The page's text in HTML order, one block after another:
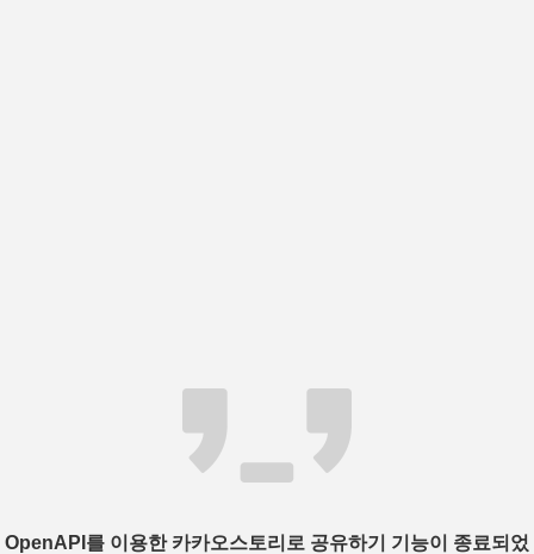
OpenAPI를 이용한 카카오스토리로 공유하기 기능이 종료되었